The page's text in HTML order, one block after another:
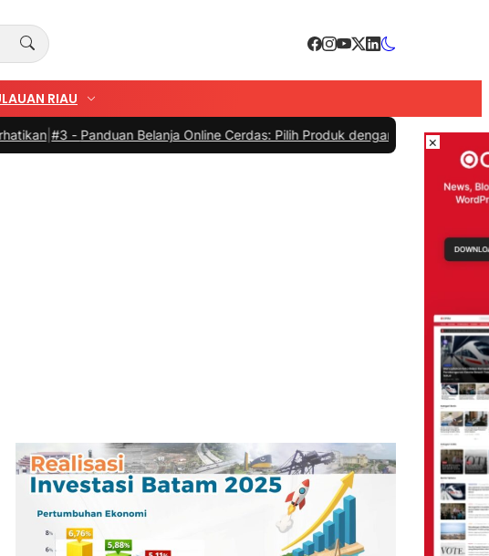
RIAU
-Panduan Belanja Online Cerdas: Pilih Produk dengan Bijak dan Hindari Penipuan
×